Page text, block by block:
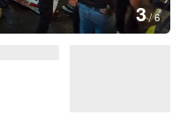
3/6